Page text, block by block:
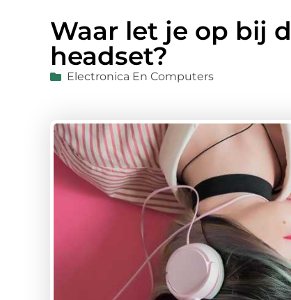
Waar let je op bij
headset?
Electronica En Computers